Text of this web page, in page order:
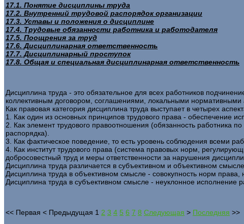
17.1. Понятие дисциплины труда
17.2. Внутренний трудовой распорядок организации
17.3. Уставы и положения о дисциплине
17.4. Трудовые обязанности работника и работодателя
17.5. Поощрения за труд
17.6. Дисциплинарная ответственность
17.7. Дисциплинарный проступок
17.8. Общая и специальная дисциплинарная ответственность
Дисциплина труда - это обязательное для всех работников
коллективным договором, соглашениями, локальными нормативными
Как правовая категория дисциплина труда выступает в четырех
1. Как один из основных принципов трудового права - обеспечение
2. Как элемент трудового правоотношения (обязанность работника
распорядка).
3. Как фактическое поведение, то есть уровень соблюдения всеми
4. Как институт трудового права (система правовых норм,
добросовестный труд и меры ответственности за нарушения
Дисциплина труда различается в субъективном и объективном смысле.
Дисциплина труда в объективном смысле - совокупность норм
Дисциплина труда в субъективном смысле - неуклонное исполнение
<< Первая < Предыдущая 1 2 3 4 5 6 7 8 Следующая > Последняя >>